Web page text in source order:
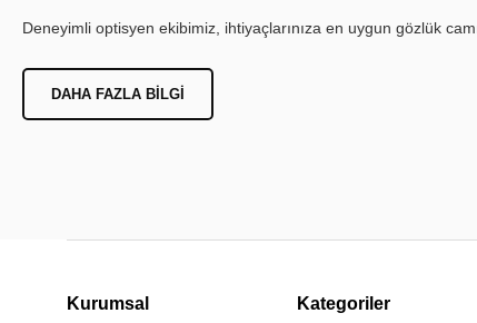
Deneyimli optisyen ekibimiz, ihtiyaçlarınıza en uygun gözlük
DAHA FAZLA BILGI
Kurumsal Kategoriler